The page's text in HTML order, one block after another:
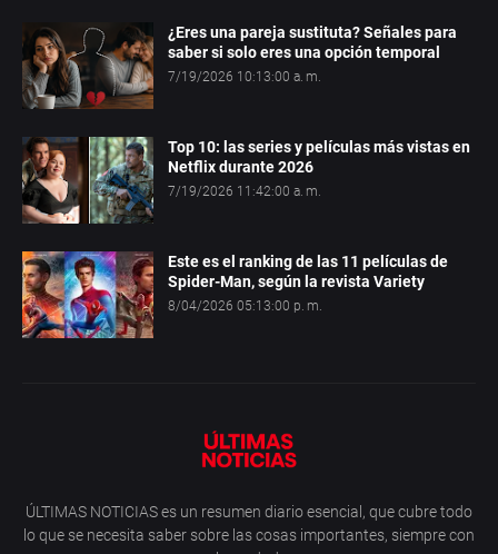
¿Eres una pareja sustituta? Señales para
saber si solo eres una opción temporal
7/19/2026 10:13:00 a. m.
Top 10: las series y películas más vistas en
Netflix durante 2026
7/19/2026 11:42:00 a. m.
Este es el ranking de las 11 películas de
Spider-Man, según la revista Variety
8/04/2026 05:13:00 p. m.
ÚLTIMAS NOTICIAS es un resumen diario esencial, que cubre todo
lo que se necesita saber sobre las cosas importantes, siempre con